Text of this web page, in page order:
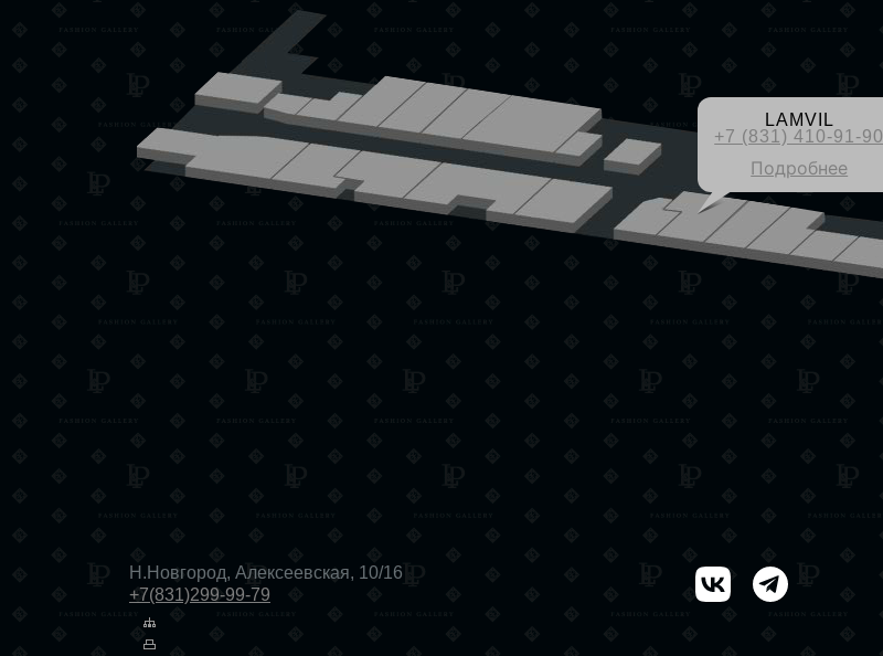
LAMVIL
+7 (831) 410-91-90
Подробнее
Н.Новгород, Алексеевская, 10/16
+7(831)299-99-79